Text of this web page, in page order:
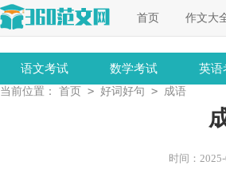
首页 作文大
语文考试 数学考试 英语
当前位置： 首页 > 好词好句 > 成语
时间：